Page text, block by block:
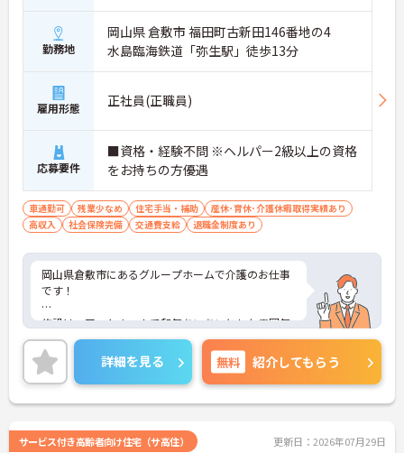
勤務地
岡山県 倉敷市 福田町古新田146番地の4
水島臨海鉄道「弥生駅」徒歩13分
雇用形態 正社員(正職員)
応募要件
■資格・経験不問 ※ヘルパー2級以上の資格
をお持ちの方優遇
車通勤可 残業少なめ 住宅手当・補助
産休･育休･介護休暇取得実績あり
高収入
社会保険完備 交通費支給 退職金制度あり
岡山県倉敷市にあるグループホームで介護のお仕事
です！
施設は、アットホームで和気あいあいとした雰囲気
♪スタッフ間の連携もしっかりとれており、質問や
相談ができる環境ですので安心です！
まずは日勤業務からのスタートで、先輩職員による
丁寧な指導の元、夜勤業務も行って頂きます！
賞与4.90ヵ月分の支給実績があるなど、頑張りがし
詳細を見る 無料 紹介してもらう
サービス付き高齢者向け住宅（サ高住） 更新日：2026年07月29日